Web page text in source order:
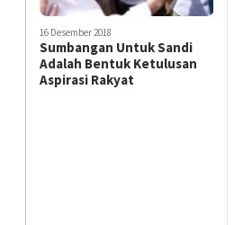
16 Desember 2018
Sumbangan Untuk Sandi
Adalah Bentuk Ketulusan
Aspirasi Rakyat